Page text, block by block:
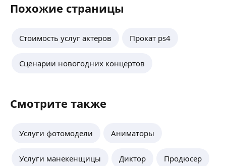
Похожие страницы
Стоимость услуг актеров Прокат ps4
Сценарии новогодних концертов
Смотрите также
Услуги фотомодели Аниматоры
Услуги манекенщицы Диктор Продюсер